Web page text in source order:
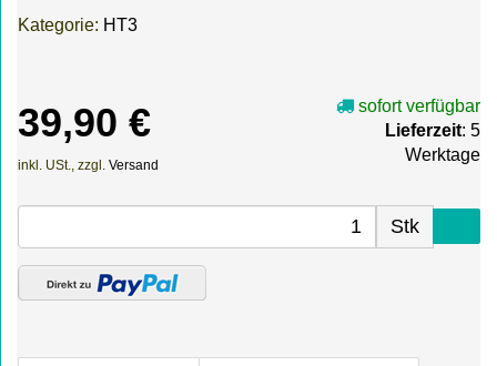
Kategorie: HT3
39,90 €
inkl. USt., zzgl. Versand
sofort verfügbar
Lieferzeit: 5
Werktage
Stk